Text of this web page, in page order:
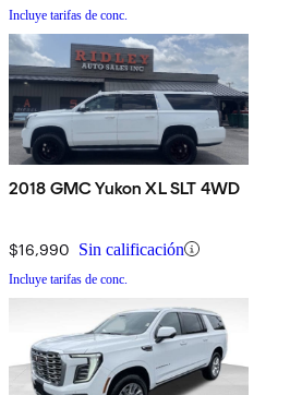
Incluye tarifas de conc.
2018 GMC Yukon XL SLT 4WD
$16,990 Sin calificación
Incluye tarifas de conc.